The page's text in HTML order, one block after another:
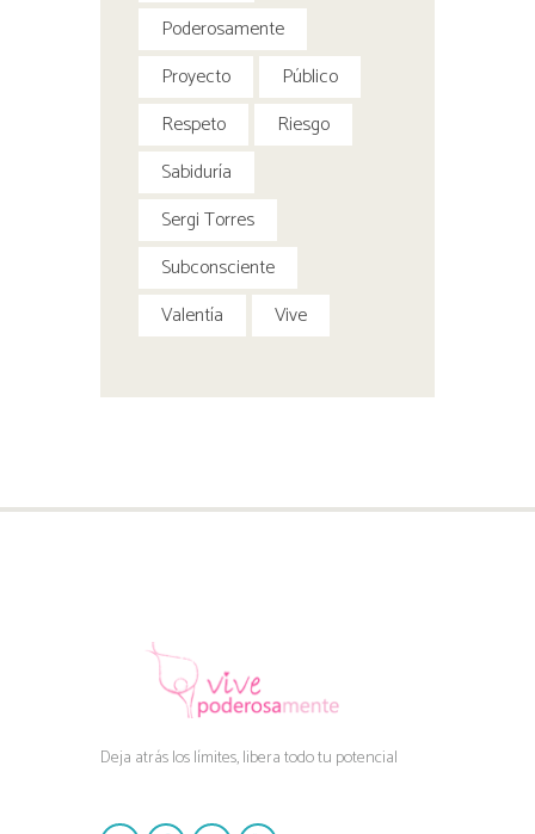
Poderosamente
Proyecto
Público
Respeto
Riesgo
Sabiduría
Sergi Torres
Subconsciente
Valentía
Vive
Deja atrás los límites, libera todo tu potencial